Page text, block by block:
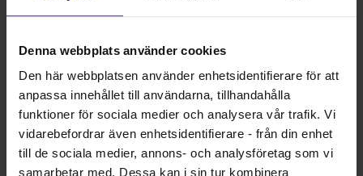
Denna webbplats använder cookies
Den här webbplatsen använder enhetsidentifierare för att
anpassa innehållet till användarna, tillhandahålla
funktioner för sociala medier och analysera vår trafik. Vi
vidarebefordrar även enhetsidentifierare - från din enhet
till de sociala medier, annons- och analysföretag som vi
samarbetar med. Dessa kan i sin tur kombinera